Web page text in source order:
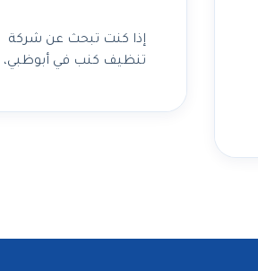
إذا كنت تبحث عن شركة
تنظيف كنب في أبوظبي،